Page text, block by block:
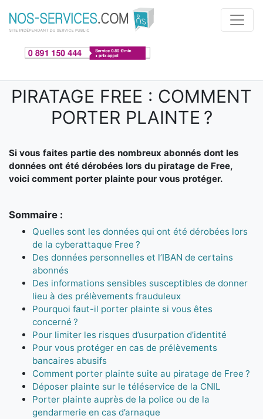
Aller au contenu principal
PIRATAGE FREE : COMMENT
PORTER PLAINTE ?
Si vous faites partie des nombreux abonnés dont les
données ont été dérobées lors du piratage de Free,
voici comment porter plainte pour vous protéger.
Sommaire :
Quelles sont les données qui ont été dérobées lors
de la cyberattaque Free ?
Des données personnelles et l’IBAN de certains
abonnés
Des informations sensibles susceptibles de donner
lieu à des prélèvements frauduleux
Pourquoi faut-il porter plainte si vous êtes
concerné ?
Pour limiter les risques d’usurpation d’identité
Pour vous protéger en cas de prélèvements
bancaires abusifs
Comment porter plainte suite au piratage de Free ?
Déposer plainte sur le téléservice de la CNIL
Porter plainte auprès de la police ou de la
gendarmerie en cas d’arnaque